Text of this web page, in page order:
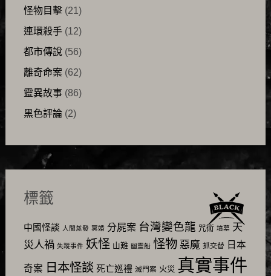
怪物目擊(21)
連環殺手(12)
都市傳說(56)
離奇命案(62)
靈異故事(86)
黑色評論(2)
標籤
中國怪談 人間蒸發 冥婚 分屍案 台灣變色龍 咒術 墳墓 天
災人禍 失蹤事件 妖怪 山難 幽靈船 怪物 惡魔 抓交替 日本
奇案 日本怪談 死亡巡禮 滅門案 火災 真實事件